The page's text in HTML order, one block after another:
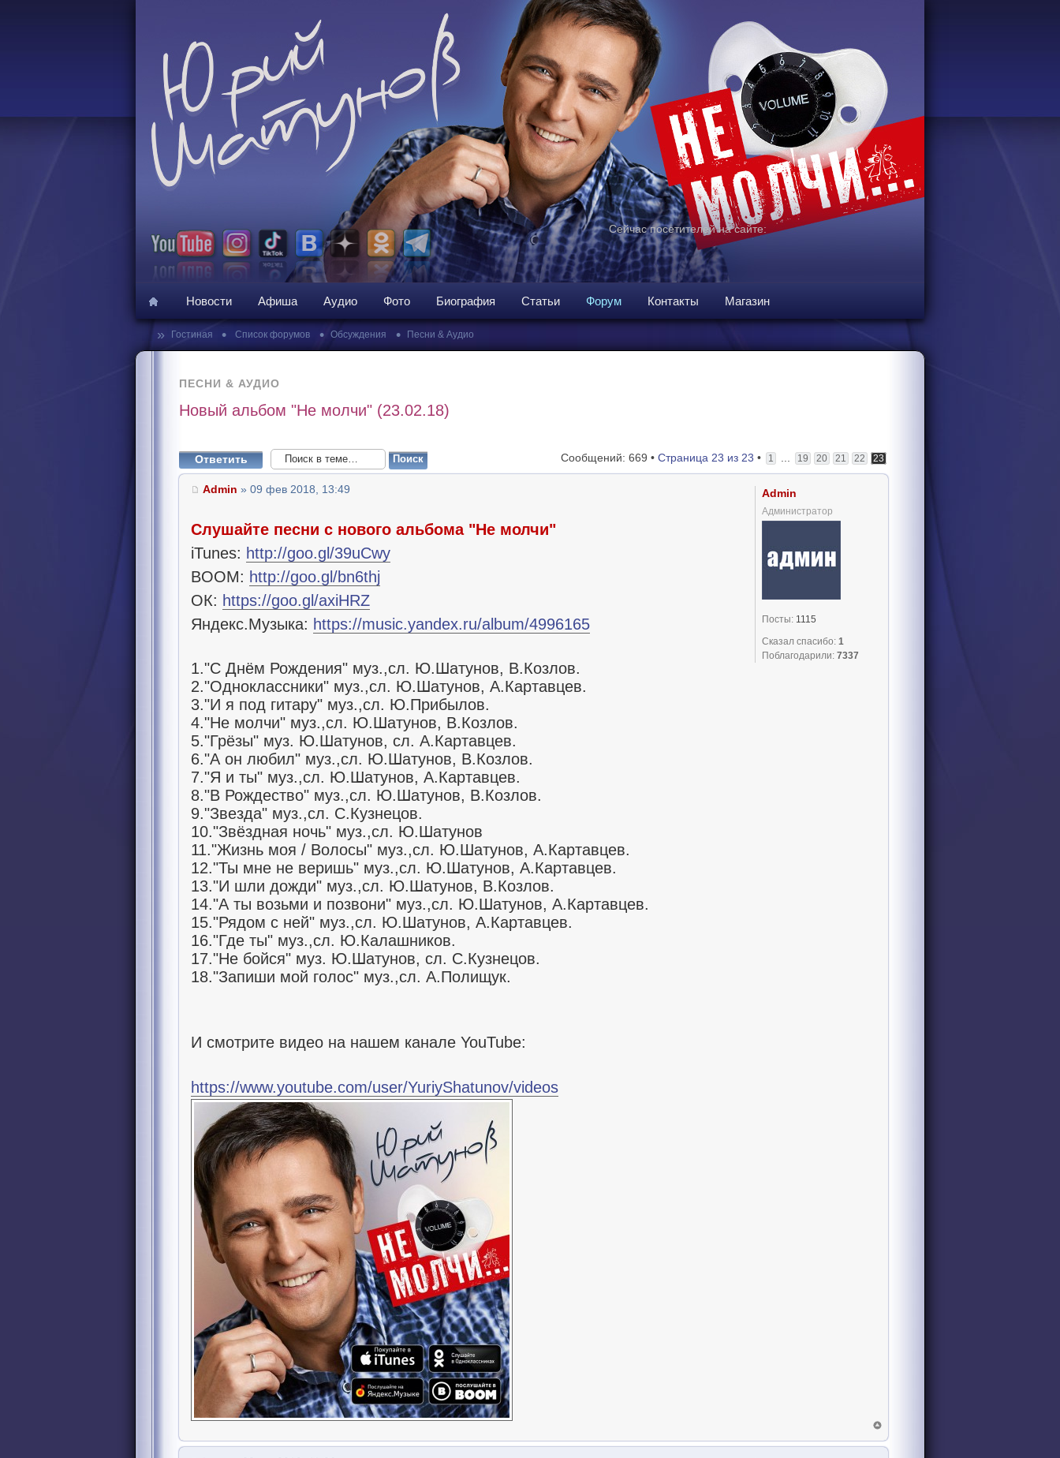
Сейчас посетителей на сайте:
Новости Афиша Аудио Фото Биография Статьи Форум Контакты Магазин
» Гостиная • Список форумов • Обсуждения • Песни & Аудио
ПЕСНИ & АУДИО
Новый альбом "Не молчи" (23.02.18)
Ответить Сообщений: 669 • Страница 23 из 23 • 1 ... 19 20 21 22 23
Admin » 09 фев 2018, 13:49
Слушайте песни с нового альбома "Не молчи"
iTunes: http://goo.gl/39uCwy
BOOM: http://goo.gl/bn6thj
ОК: https://goo.gl/axiHRZ
Яндекс.Музыка: https://music.yandex.ru/album/4996165
1."С Днём Рождения" муз.,сл. Ю.Шатунов, В.Козлов.
2."Одноклассники" муз.,сл. Ю.Шатунов, А.Картавцев.
3."И я под гитару" муз.,сл. Ю.Прибылов.
4."Не молчи" муз.,сл. Ю.Шатунов, В.Козлов.
5."Грёзы" муз. Ю.Шатунов, сл. А.Картавцев.
6."А он любил" муз.,сл. Ю.Шатунов, В.Козлов.
7."Я и ты" муз.,сл. Ю.Шатунов, А.Картавцев.
8."В Рождество" муз.,сл. Ю.Шатунов, В.Козлов.
9."Звезда" муз.,сл. С.Кузнецов.
10."Звёздная ночь" муз.,сл. Ю.Шатунов
11."Жизнь моя / Волосы" муз.,сл. Ю.Шатунов, А.Картавцев.
12."Ты мне не веришь" муз.,сл. Ю.Шатунов, А.Картавцев.
13."И шли дожди" муз.,сл. Ю.Шатунов, В.Козлов.
14."А ты возьми и позвони" муз.,сл. Ю.Шатунов, А.Картавцев.
15."Рядом с ней" муз.,сл. Ю.Шатунов, А.Картавцев.
16."Где ты" муз.,сл. Ю.Калашников.
17."Не бойся" муз. Ю.Шатунов, сл. С.Кузнецов.
18."Запиши мой голос" муз.,сл. А.Полищук.
И смотрите видео на нашем канале YouTube:
https://www.youtube.com/user/YuriyShatunov/videos
Admin
Администратор
Посты: 1115
Сказал спасибо: 1
Поблагодарили: 7337